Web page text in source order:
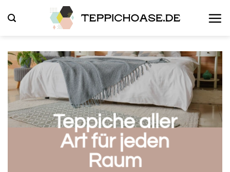
Inhalt
Teppiche aller
Art für jeden
Raum